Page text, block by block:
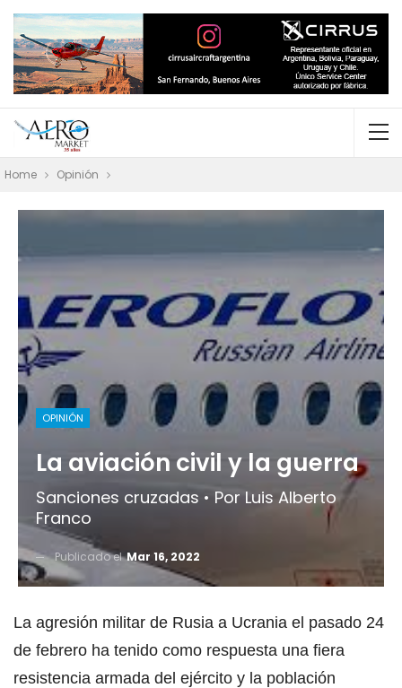
Home Opinión
OPINIÓN
La aviación civil y la guerra
Sanciones cruzadas • Por Luis Alberto
Franco
Publicado elMar 16, 2022
La agresión militar de Rusia a Ucrania el pasado 24
de febrero ha tenido como respuesta una fiera
resistencia armada del ejército y la población